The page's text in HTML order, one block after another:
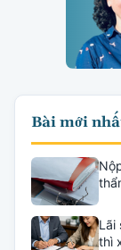
Bài mới
Lãi
thì